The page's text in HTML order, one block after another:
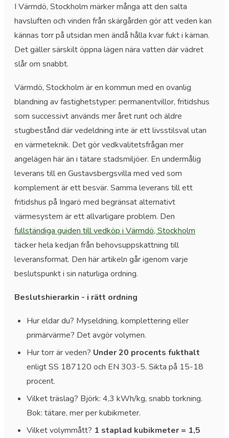
I Värmdö, Stockholm märker många att den salta
havsluften och vinden från skärgården gör att veden kan
kännas torr på utsidan men ändå hålla kvar fukt i kärnan.
Det gäller särskilt öppna lägen nära vatten där vädret
slår om snabbt.
Värmdö, Stockholm är en kommun med en ovanlig
blandning av fastighetstyper: permanentvillor, fritidshus
som successivt används mer året runt och äldre
stugbestånd där vedeldning inte är ett livsstilsval utan
en värmeteknik. Det gör vedkvalitetsfrågan mer
angelägen här än i tätare stadsmiljöer. En undermålig
leverans till en Gustavsbergsvilla med ved som
komplement är ett besvär. Samma leverans till ett
fritidshus på Ingarö med begränsat alternativt
värmesystem är ett allvarligare problem. Den
fullständiga guiden till vedköp i Värmdö, Stockholm
täcker hela kedjan från behovsuppskattning till
leveransformat. Den här artikeln går igenom varje
beslutspunkt i sin naturliga ordning.
Beslutshierarkin - i rätt ordning
Hur eldar du? Myseldning, komplettering eller
primärvärme? Det avgör volymen.
Hur torr är veden? Under 20 procents fukthalt
enligt SS 187120 och EN 303-5. Sikta på 15-18
procent.
Vilket träslag? Björk: 4,3 kWh/kg, snabb torkning.
Bok: tätare, mer per kubikmeter.
Vilket volymmått? 1 staplad kubikmeter = 1,5